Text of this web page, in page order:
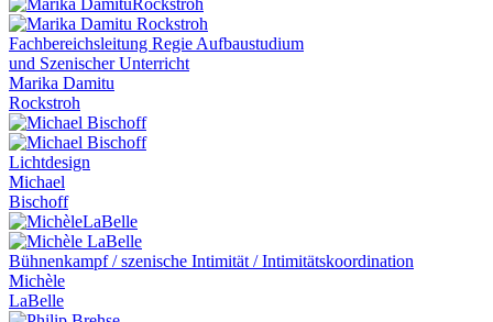
Fachbereichsleitung Regie Aufbaustudium
und Szenischer Unterricht
Marika Damitu
Rockstroh
Lichtdesign
Michael
Bischoff
Bühnenkampf / szenische Intimität / Intimitätskoordination
Michèle
LaBelle